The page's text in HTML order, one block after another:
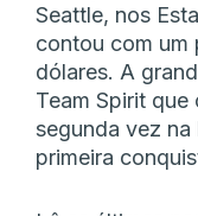
Seattle, nos
contou com um
dólares. A
Team Spirit
segunda vez na
primeira